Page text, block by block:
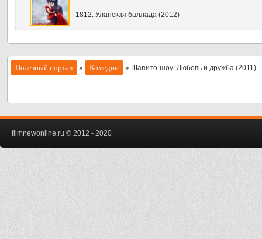
1812: Уланская баллада (2012)
Полезный портал » Комедии » Шапито-шоу: Любовь и дружба (2011)
filmnewonline.ru © 2012 - 2020